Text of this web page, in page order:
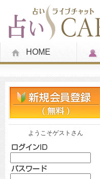
HOME
ようこそゲストさん